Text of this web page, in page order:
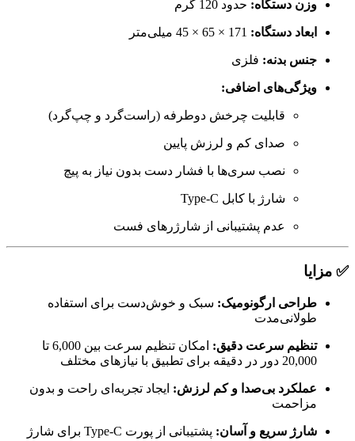
وزن دستگاه: حدود 120 گرم
ابعاد دستگاه:
جنس بدنه: فلزی
ویژگی‌های اضافی:
قابلیت چرخش دوطرفه (راست‌گرد و چپ‌گرد)
صدای کم و لرزش پایین
نصب سری‌ها با فشار دست بدون نیاز به پیچ
شارژ با کابل Type-C
عدم پشتیبانی از شارژرهای فست
✅ مزایا
طراحی ارگونومیک: سبک و خوش‌دست برای استفاده
طولانی‌مدت
تنظیم سرعت دقیق:
امکان تنظیم سرعت بین 6,000 تا
20,000 دور در دقیقه برای تطبیق با نیازهای مختلف
عملکرد بی‌صدا و کم لرزش: ایجاد تجربه‌ای راحت و بدون
مزاحمت
شارژ سریع و آسان: پشتیبانی از پورت Type-C برای شارژ